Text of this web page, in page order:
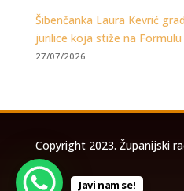
Šibenčanka Laura Kevrić
jurilice koja stiže na
27/07/2026
Copyright 2023. Županijski
Javi nam se!